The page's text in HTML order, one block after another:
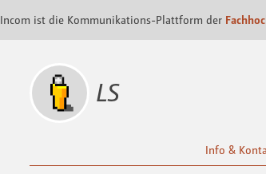
Incom ist die Kommunikations-Plattform der
LS
Info &